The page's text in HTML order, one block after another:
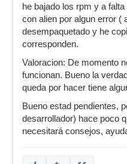
he bajado los rpm y a
con alien por algun error (
desempaquetado y he
corresponden.
Valoracion: De momento
funcionan. Bueno la
queda por hacer tiene
Bueno estad pendientes,
desarrollador) hace poco
necesitará consejos,